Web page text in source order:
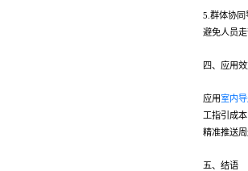
5.群体协同
避免人员走
四、应用
应用室内
工指引成
精准推送
五、结语